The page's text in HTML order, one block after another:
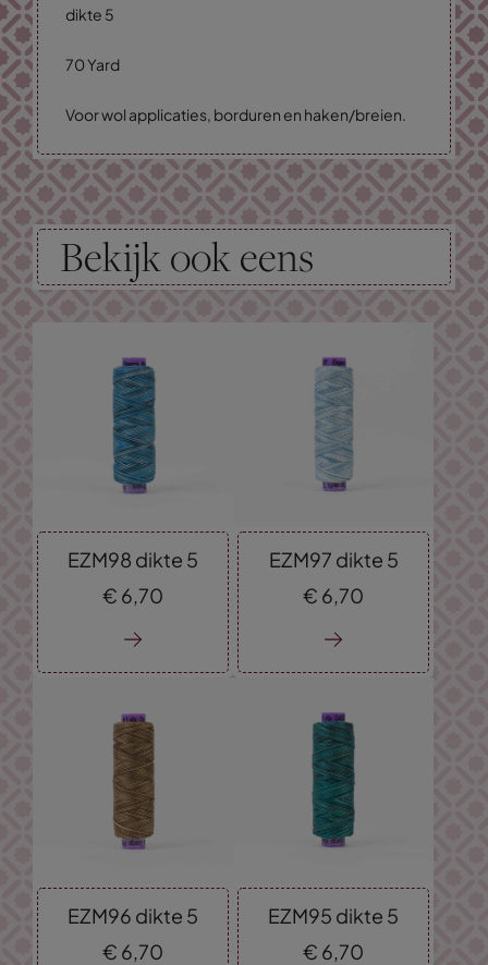
dikte 5
70 Yard
Voor wol applicaties, borduren en haken/breien.
Bekijk ook eens
EZM98 dikte 5
€ 6,70
EZM97 dikte 5
€ 6,70
EZM96 dikte 5
€ 6, 70
EZM95 dikte 5
€ 6, 70